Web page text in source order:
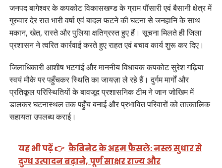
जनपद बागेश्वर के कपकोट विकासखण्ड के ग्राम पौंसारी एवं बैसानी क्षेत्र में
गुरुवार देर रात भारी वर्षा एवं बादल फटने की घटना से जनहानि के साथ
मकान, खेत, रास्ते और पुलिया क्षतिग्रस्त हुए हैं। सूचना मिलते ही जिला
प्रशासन ने त्वरित कार्रवाई करते हुए राहत एवं बचाव कार्य शुरू कर दिए।
जिलाधिकारी आशीष भटगांई और माननीय विधायक कपकोट सुरेश गढ़िया
स्वयं मौके पर पहुँचकर स्थिति का जायज़ा ले रहे हैं। दुर्गम मार्गों और
प्रतिकूल परिस्थितियों के बावजूद प्रशासनिक टीम ने जान जोखिम में
डालकर घटनास्थल तक पहुँच बनाई और प्रभावित परिवारों को तात्कालिक
सहायता उपलब्ध कराई।
यह भी पढ़ें 👉 कैबिनेट के अहम फैसले: नस्ल सुधार से
दुग्ध उत्पादन बढ़ाने, पूर्ण साक्षर राज्य और